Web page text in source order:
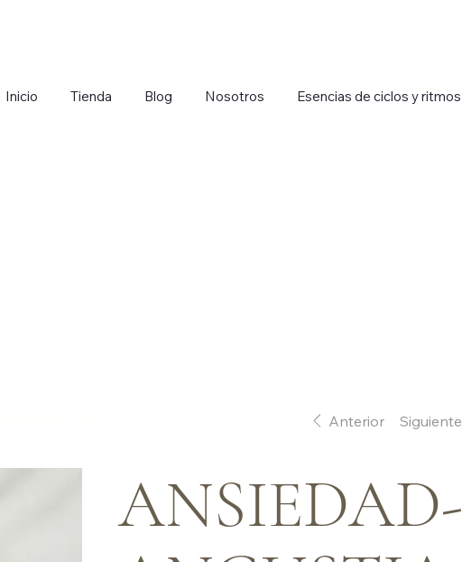
Inicio Tienda Blog Nosotros Esencias de ciclos y ritmos
Anterior Siguiente
ANSIEDAD-